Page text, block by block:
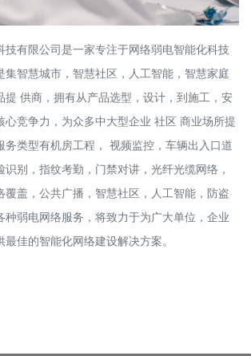
有限公司是一家专注于网络弱电智能化科技
集智慧城市，智慧社区，人工智能，智慧家庭
提 供商，拥有从产品选型，设计，到施工，安
心竞争力，为众多中大型企业 社区 商业场所提
务类型有机房工程， 视频监控，车辆出入口道
别，指纹考勤，门禁对讲，光纤光缆网络，
覆盖，公共广播，智慧社区，人工智能，防盗
种弱电网络服务，将致力于为广大单位，企业
佳的智能化网络建设解决方案。